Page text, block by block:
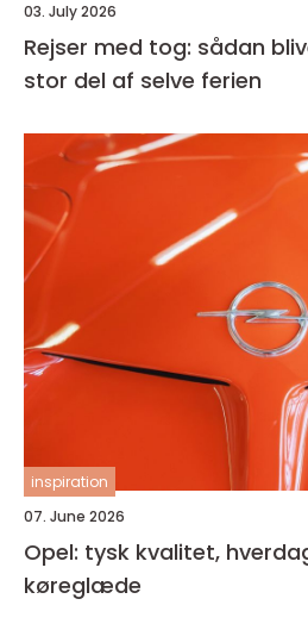
03. July 2026
Rejser med tog: sådan
stor del af selve ferien
inspiration
07. June 2026
Opel: tysk kvalitet,
køreglæde